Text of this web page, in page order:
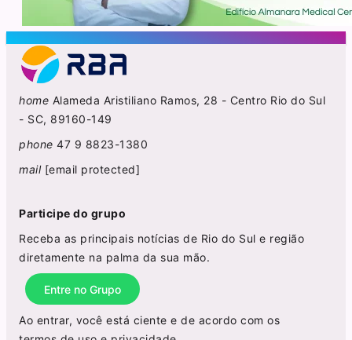
home Alameda Aristiliano Ramos, 28 - Centro Rio do Sul
- SC, 89160-149
phone 47 9 8823-1380
mail [email protected]
Participe do grupo
Receba as principais notícias de Rio do Sul e região
diretamente na palma da sua mão.
Entre no Grupo
Ao entrar, você está ciente e de acordo com os